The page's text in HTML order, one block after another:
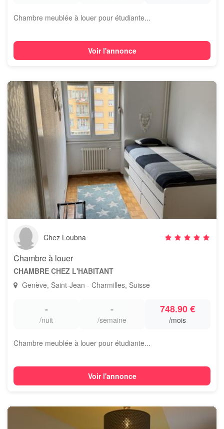
Chambre meublée à louer pour étudiante...
Voir l'annonce
Chez Loubna
Chambre à louer
CHAMBRE CHEZ L'HABITANT
Genève, Saint-Jean - Charmilles, Suisse
-
/nuit
-
/semaine
748.90 €
/mois
Chambre meublée à louer pour étudiante...
Voir l'annonce